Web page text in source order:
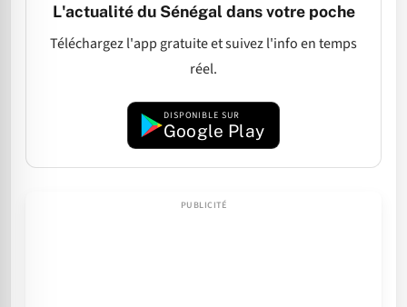
L'actualité du Sénégal dans votre poche
Téléchargez l'app gratuite et suivez l'info en temps
réel.
DISPONIBLE SUR
Google Play